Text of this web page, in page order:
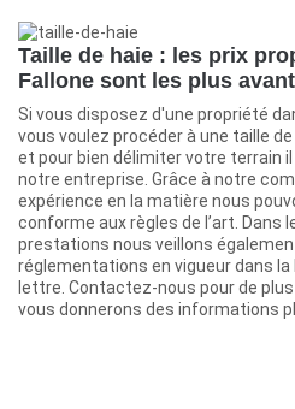
Taille de haie : les prix
Fallone sont les plus
Si vous disposez d'une propriété
vous voulez procéder à une taille
et pour bien délimiter votre terrain
notre entreprise. Grâce à notre
expérience en la matière nous
conforme aux règles de l’art. Dans
prestations nous veillons
réglementations en vigueur dans
lettre. Contactez-nous pour de
vous donnerons des informations